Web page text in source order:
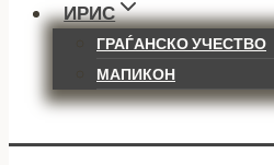
ИРИС
ГРАЃАНСКО УЧЕСТВО
МАПИКОН